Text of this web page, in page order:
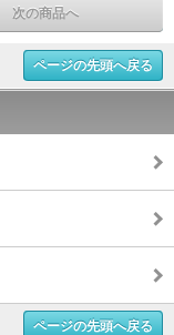
次の商品へ
ページの先頭へ戻る
ページの先頭へ戻る